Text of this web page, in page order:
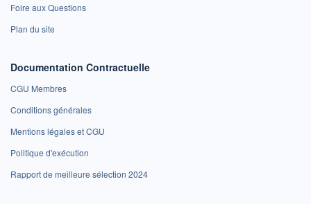
Foire aux Questions
Plan du site
Documentation Contractuelle
CGU Membres
Conditions générales
Mentions légales et CGU
Politique d'exécution
Rapport de meilleure sélection 2024